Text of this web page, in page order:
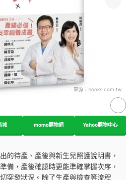
來源： books.com.tw
城 momo購物網 Yahoo購物中心
的待產、產後與新生兒照護說明書，
備，產後確認時更能準確掌握次序，
突發狀況。除了生產與檢查等流程